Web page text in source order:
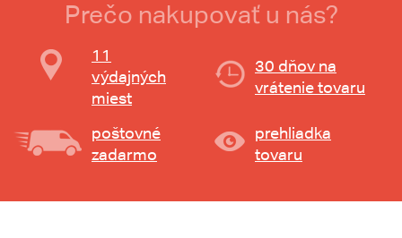
Prečo nakupovať u nás?
11
výdajných
miest
30 dňov na
vrátenie tovaru
poštovné
zadarmo
prehliadka
tovaru